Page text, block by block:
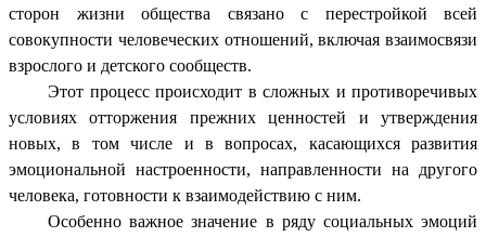
сторон жизни общества связано с перестройкой всей
совокупности человеческих отношений, включая взаимосвязи
взрослого и детского сообществ.
Этот процесс происходит в сложных и противоречивых
условиях отторжения прежних ценностей и утверждения
новых, в том числе и в вопросах, касающихся развития
эмоциональной настроенности, направленности на другого
человека, готовности к взаимодействию с ним.
Особенно важное значение в ряду социальных эмоций